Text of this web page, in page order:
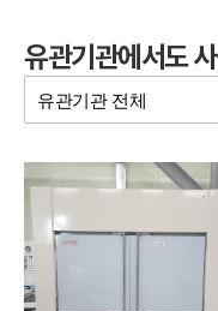
유관기관에서도